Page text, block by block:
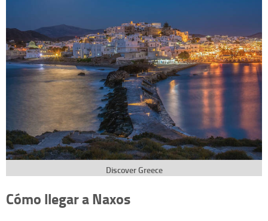
Discover Greece
Cómo llegar a Naxos